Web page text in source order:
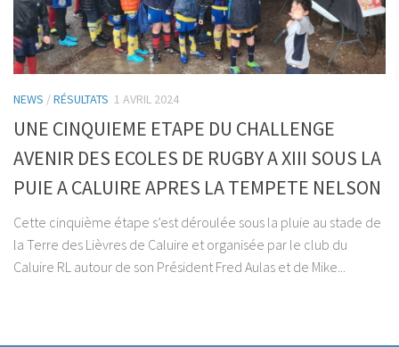
NEWS /RÉSULTATS 1 AVRIL 2024
UNE CINQUIEME ETAPE DU CHALLENGE
AVENIR DES ECOLES DE RUGBY A XIII SOUS LA
PUIE A CALUIRE APRES LA TEMPETE NELSON
Cette cinquième étape s’est déroulée sous la pluie au stade de
la Terre des Lièvres de Caluire et organisée par le club du
Caluire RL autour de son Président Fred Aulas et de Mike...